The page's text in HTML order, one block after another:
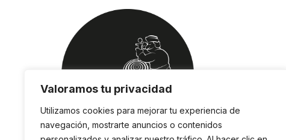
Valoramos tu privacidad
Utilizamos cookies para mejorar tu experiencia de
navegación, mostrarte anuncios o contenidos